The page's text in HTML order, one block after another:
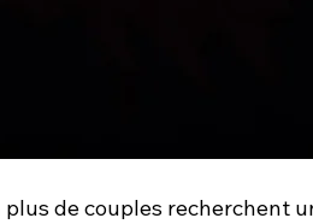
plus de couples recherchent